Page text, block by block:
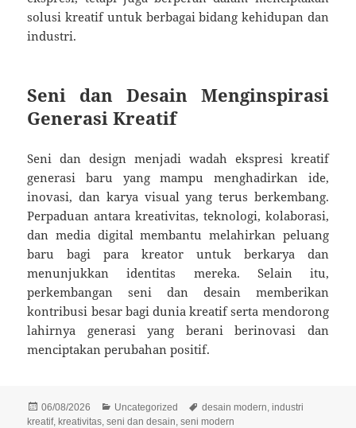
solusi kreatif untuk berbagai bidang kehidupan dan
industri.
Seni dan Desain Menginspirasi
Generasi Kreatif
Seni dan design menjadi wadah ekspresi kreatif
generasi baru yang mampu menghadirkan ide,
inovasi, dan karya visual yang terus berkembang.
Perpaduan antara kreativitas, teknologi, kolaborasi,
dan media digital membantu melahirkan peluang
baru bagi para kreator untuk berkarya dan
menunjukkan identitas mereka. Selain itu,
perkembangan seni dan desain memberikan
kontribusi besar bagi dunia kreatif serta mendorong
lahirnya generasi yang berani berinovasi dan
menciptakan perubahan positif.
Posted
on
06/08/2026 Categories
Uncategorized Tags
desain modern ,industri
kreatif,kreativitas ,seni dan desain ,seni modern